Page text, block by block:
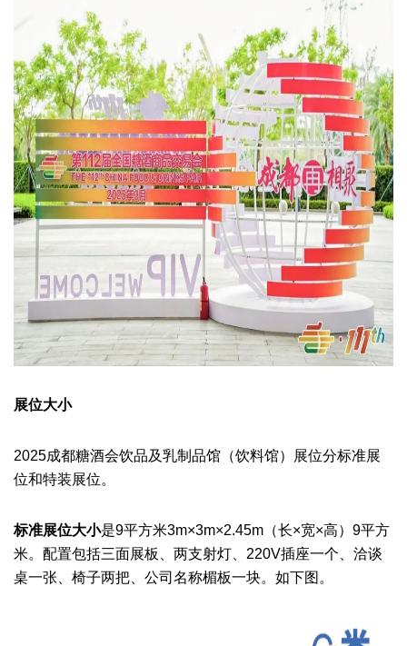
展位大小
2025成都糖酒会饮品及乳制品馆（饮料馆）
展位分标准展
位和特装展位。
标准展位大小是9平方米3m×3m×2.45m（长×宽×高）9平方
米。配置包括三面展板、两支射灯、220V插座一个、洽谈
桌一张、椅子两把、公司名称楣板一块。如下图。